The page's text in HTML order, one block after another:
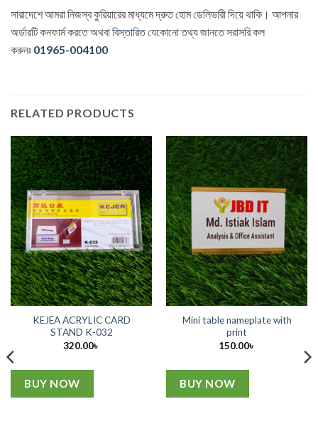
সারাদেশে আমরা নিজস্ব কুরিয়ারের মাধ্যমে দ্রুত হোম ডেলিভারী দিয়ে থাকি। আপনার
অর্ডারটি কনফার্ম করতে অথবাবিস্তারিতযেকোনো তথ্য জানতে সরাসরি কল
করুনঃ 01965-004100
RELATED PRODUCTS
KEJEA ACRYLIC CARD
STAND K-032
320.00৳
BUY NOW
Mini table nameplate with
print
150.00৳
BUY NOW